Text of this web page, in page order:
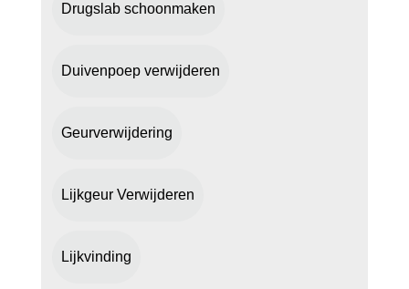
Drugslab schoonmaken
Duivenpoep verwijderen
Geurverwijdering
Lijkgeur Verwijderen
Lijkvinding